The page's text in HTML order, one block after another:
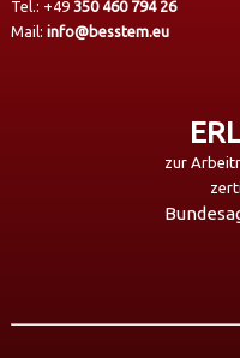
Tel.: +49 350 460 794 26
Mail: info@besstem.eu
zur